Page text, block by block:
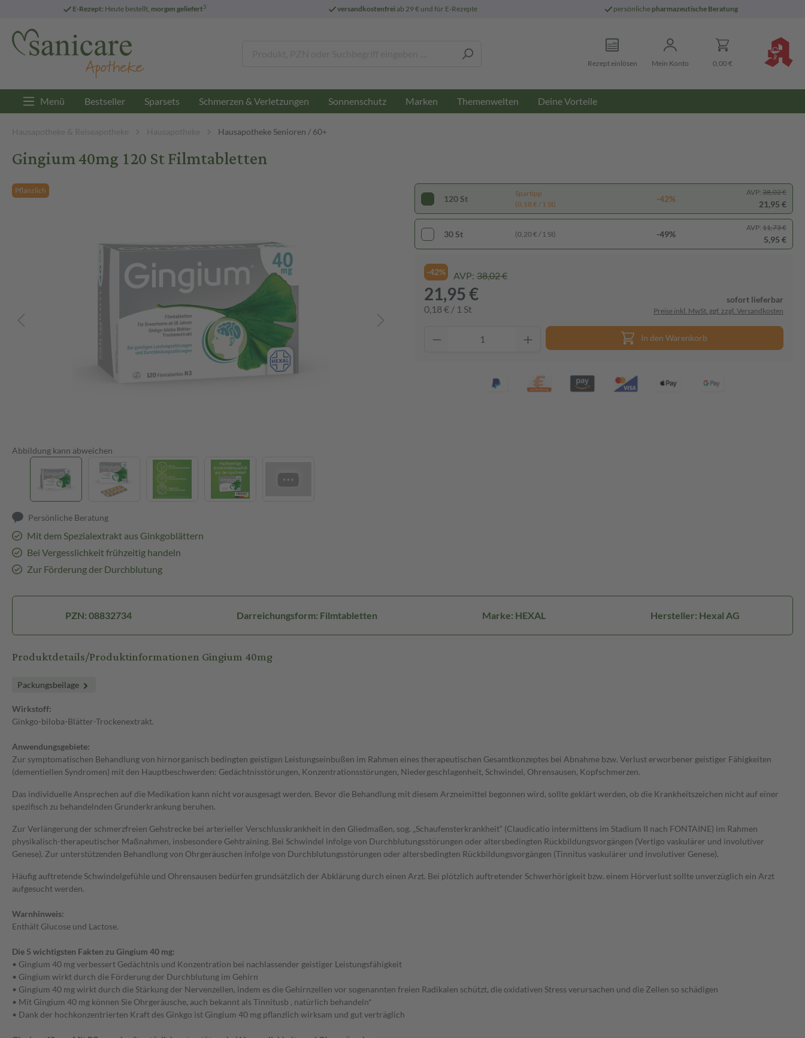
E-Rezept: Heute bestellt, morgen geliefert3 versandkostenfreiab 29 € und für E-Rezepte persönliche pharmazeutische Beratung
Rezept einlösen Mein Konto 0,00 €
Menü Bestseller Sparsets Schmerzen & Verletzungen Sonnenschutz Marken Themenwelten Deine Vorteile
Hausapotheke & Reiseapotheke Hausapotheke Hausapotheke Senioren / 60+
Gingium 40mg 120 St Filmtabletten
Pflanzlich
Abbildung kann abweichen
Persönliche Beratung
Mit dem Spezialextrakt aus Ginkgoblättern
Bei Vergesslichkeit frühzeitig handeln
Zur Förderung der Durchblutung
120 St
Spartipp
(0,18 € / 1 St)
-42%
AVP: 38,02 €
21,95 €
30 St (0,20 € / 1 St) -49%
AVP: 11,73 €
5,95 €
-42% AVP: 38,02 €
21,95 €
0,18 € / 1 St
sofort lieferbar
Preise inkl. MwSt. ggf. zzgl. Versandkosten
In den Warenkorb
PZN: 08832734 Darreichungsform: Filmtabletten Marke: HEXAL Hersteller: Hexal AG
Produktdetails/Produktinformationen Gingium 40mg
Packungsbeilage
Wirkstoff:
Ginkgo-biloba-Blätter-Trockenextrakt.
Anwendungsgebiete:
Zur symptomatischen Behandlung von hirnorganisch bedingten geistigen Leistungseinbußen im Rahmen eines therapeutischen Gesamtkonzeptes bei Abnahme bzw. Verlust erworbener geistiger Fähigkeiten
(dementiellen Syndromen) mit den Hauptbeschwerden: Gedächtnisstörungen, Konzentrationsstörungen, Niedergeschlagenheit, Schwindel, Ohrensausen, Kopfschmerzen.
Das individuelle Ansprechen auf die Medikation kann nicht vorausgesagt werden. Bevor die Behandlung mit diesem Arzneimittel begonnen wird, sollte geklärt werden, ob die Krankheitszeichen nicht auf einer
spezifisch zu behandelnden Grunderkrankung beruhen.
Zur Verlängerung der schmerzfreien Gehstrecke bei arterieller Verschlusskrankheit in den Gliedmaßen, sog. „Schaufensterkrankheit“ (Claudicatio intermittens im Stadium II nach FONTAINE) im Rahmen
physikalisch-therapeutischer Maßnahmen, insbesondere Gehtraining. Bei Schwindel infolge von Durchblutungsstörungen oder altersbedingten Rückbildungsvorgängen (Vertigo vaskulärer und involutiver
Genese). Zur unterstützenden Behandlung von Ohrgeräuschen infolge von Durchblutungsstörungen oder altersbedingten Rückbildungsvorgängen (Tinnitus vaskulärer und involutiver Genese).
Häufig auftretende Schwindelgefühle und Ohrensausen bedürfen grundsätzlich der Abklärung durch einen Arzt. Bei plötzlich auftretender Schwerhörigkeit bzw. einem Hörverlust sollte unverzüglich ein Arzt
aufgesucht werden.
Warnhinweis:
Enthält Glucose und Lactose.
Die 5 wichtigsten Fakten zu Gingium 40 mg:
• Gingium 40 mg verbessert Gedächtnis und Konzentration bei nachlassender geistiger Leistungsfähigkeit
• Gingium wirkt durch die Förderung der Durchblutung im Gehirn
• Gingium 40 mg wirkt durch die Stärkung der Nervenzellen, indem es die Gehirnzellen vor sogenannten freien Radikalen schützt, die oxidativen Stress verursachen und die Zellen so schädigen
• Mit Gingium 40 mg können Sie Ohrgeräusche, auch bekannt als Tinnitusb , natürlich behandeln*
• Dank der hochkonzentrierten Kraft des Ginkgo ist Gingium 40 mg pflanzlich wirksam und gut verträglich